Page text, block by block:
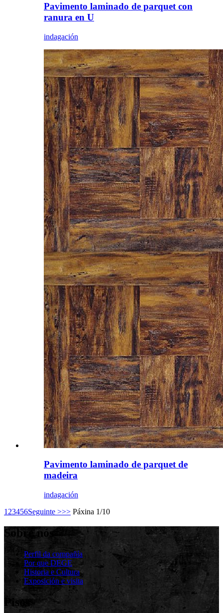
Pavimento laminado de parquet con
ranura en U
indagación
Pavimento laminado de parquet de
madeira
indagación
1 23456Seguinte >>> Páxina 1/10
Sobre nós
Perfil da compañía
Por que DEGE
Historia e Cultura
Exposición e visita
Pisos